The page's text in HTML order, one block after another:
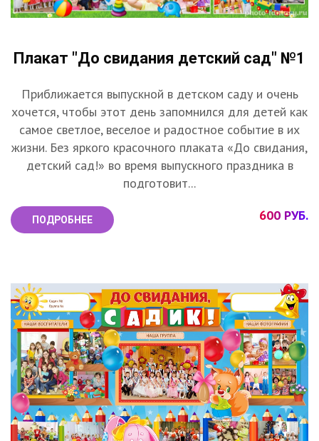
Плакат "До свидания детский сад" №1
Приближается выпускной в детском саду и очень
хочется, чтобы этот день запомнился для детей как
самое светлое, веселое и радостное событие в их
жизни. Без яркого красочного плаката «До свидания,
детский сад!» во время выпускного праздника в
подготовит...
ПОДРОБНЕЕ 600 РУБ.